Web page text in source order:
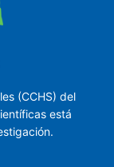
(CCHS) del
está